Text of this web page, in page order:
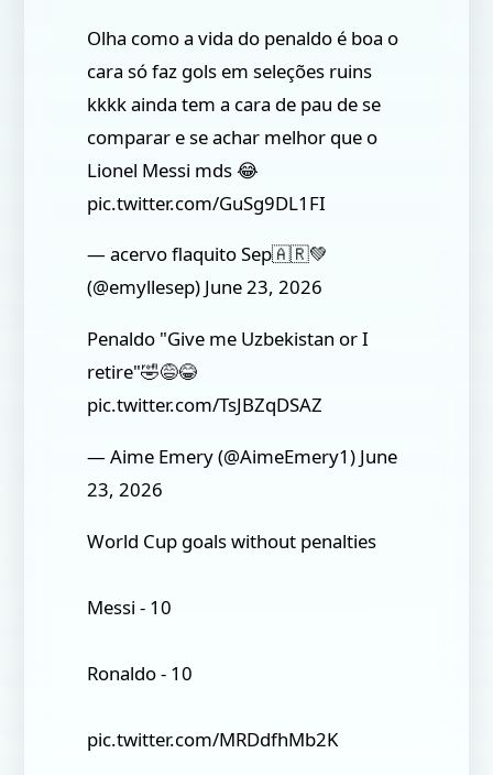
Olha como a vida do penaldo é boa o
cara só faz gols em seleções ruins
kkkk ainda tem a cara de pau de se
comparar e se achar melhor que o
Lionel Messi mds 😂
pic.twitter.com/GuSg9DL1FI
— acervo flaquito Sep🇦🇷💚
(@emyllesep) June 23, 2026
Penaldo "Give me Uzbekistan or I
retire"🤣😅😂
pic.twitter.com/TsJBZqDSAZ
— Aime Emery (@AimeEmery1) June
23, 2026
World Cup goals without penalties
Messi - 10
Ronaldo - 10
pic.twitter.com/MRDdfhMb2K